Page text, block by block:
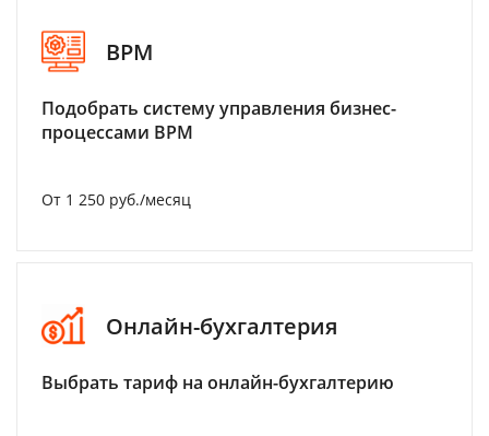
BPM
Подобрать систему управления бизнес-
процессами BPM
От 1 250 руб./месяц
Онлайн-бухгалтерия
Выбрать тариф на онлайн-бухгалтерию